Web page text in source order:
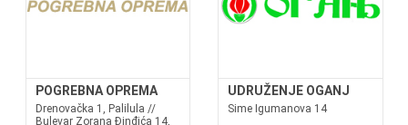
POGREBNA OPREMA
Drenovačka 1, Palilula //
Bulevar Zorana Đinđića 14,
UDRUŽENJE OGANJ
Sime Igumanova 14